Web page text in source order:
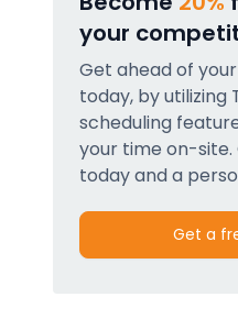
your
Get ahead of
today, by utilizing
scheduling
your time on-
today and a
Get a